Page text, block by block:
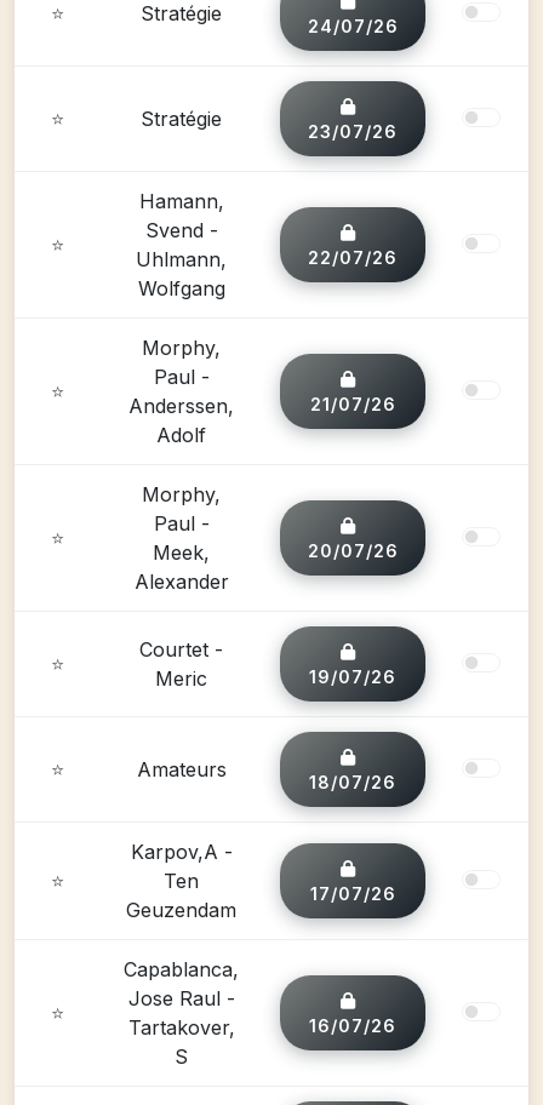
⭐ Stratégie
24/07/26
⭐ Stratégie
23/07/26
⭐
Hamann,
Svend -
Uhlmann,
Wolfgang
22/07/26
⭐
Morphy,
Paul -
Anderssen,
Adolf
21/07/26
⭐
Morphy,
Paul -
Meek,
Alexander
20/07/26
⭐
Courtet -
Meric
19/07/26
⭐ Amateurs
18/07/26
⭐
Karpov,A -
Ten
Geuzendam
17/07/26
⭐
Capablanca,
Jose Raul -
Tartakover,
S
16/07/26